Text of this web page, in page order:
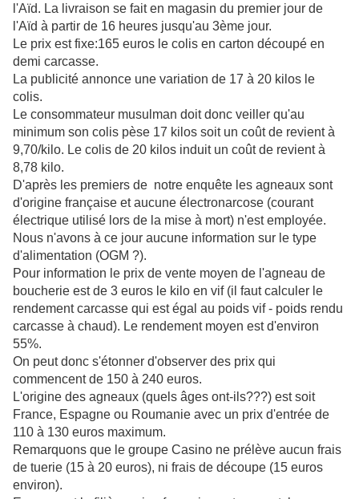
l'Aïd. La livraison se fait en magasin du premier jour de
l'Aïd à partir de 16 heures jusqu'au 3ème jour.
Le prix est fixe:165 euros le colis en carton découpé en
demi carcasse.
La publicité annonce une variation de 17 à 20 kilos le
colis.
Le consommateur musulman doit donc veiller qu'au
minimum son colis pèse 17 kilos soit un coût de revient à
9,70/kilo. Le colis de 20 kilos induit un coût de revient à
8,78 kilo.
D'après les premiers de notre enquête les agneaux sont
d'origine française et aucune électronarcose (courant
électrique utilisé lors de la mise à mort) n'est employée.
Nous n'avons à ce jour aucune information sur le type
d'alimentation (OGM ?).
Pour information le prix de vente moyen de l'agneau de
boucherie est de 3 euros le kilo en vif (il faut calculer le
rendement carcasse qui est égal au poids vif - poids rendu
carcasse à chaud). Le rendement moyen est d'environ
55%.
On peut donc s'étonner d'observer des prix qui
commencent de 150 à 240 euros.
L'origine des agneaux (quels âges ont-ils???) est soit
France, Espagne ou Roumanie avec un prix d'entrée de
110 à 130 euros maximum.
Remarquons que le groupe Casino ne prélève aucun frais
de tuerie (15 à 20 euros), ni frais de découpe (15 euros
environ).